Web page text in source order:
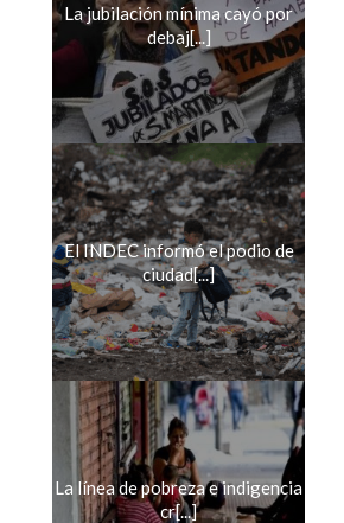
La jubilación mínima cayó por
debaj[...]
El INDEC informó el podio de
ciudad[...]
La línea de pobreza e indigencia
cr[...]